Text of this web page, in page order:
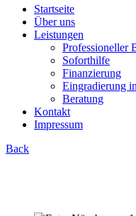
Startseite
Über uns
Leistungen
Professioneller
Soforthilfe
Finanzierung
Eingradierung
Beratung
Kontakt
Impressum
Back